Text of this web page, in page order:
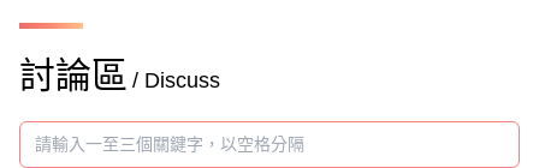
討論區 / Discuss